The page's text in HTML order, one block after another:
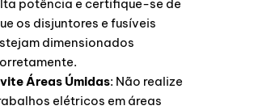
potência e certifique-se de
os disjuntores e fusíveis
dimensionados
Áreas Úmidas: Não realize
elétricos em áreas